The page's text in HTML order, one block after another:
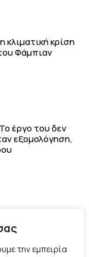
την εμπειρία
κλιματική κρίση
Φάμπιαν
έργο του δεν
εξομολόγηση,